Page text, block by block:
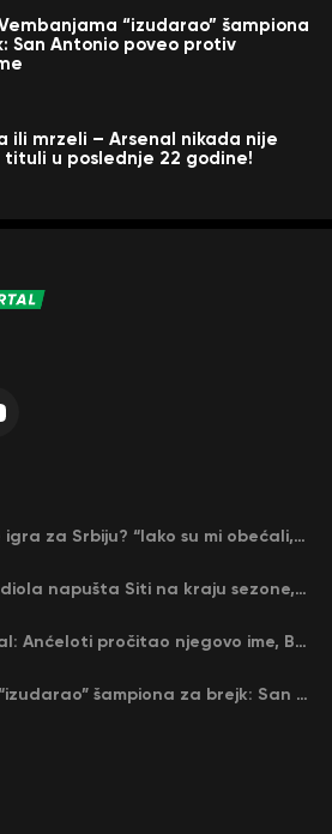
“izudarao” šampiona
San Antonio poveo protiv
ili mrzeli – Arsenal nikada nije
tituli u poslednje 22 godine!
Zašto Rade Krunić ne igra za Srbiju? “Iako su mi obećali, niko me nije zvao…”
Kraj jedne ere – Gvardiola napušta Siti na kraju sezone, menja ga njegov nekadašnji rival
Nejmar ide na Mundijal: Anćeloti pročitao njegovo ime, Brazil u delirijumu (VIDEO)
Strašni Vembanjama “izudarao” šampiona za brejk: San Antonio poveo protiv Oklahome